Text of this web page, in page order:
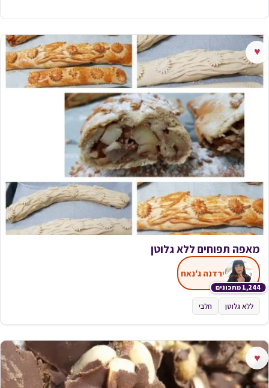
♥
מאפה תפוחים ללא גלוטן
1,244 מתכונים
ירדנה ג'נאח
ללא גלוטן חלבי
♥